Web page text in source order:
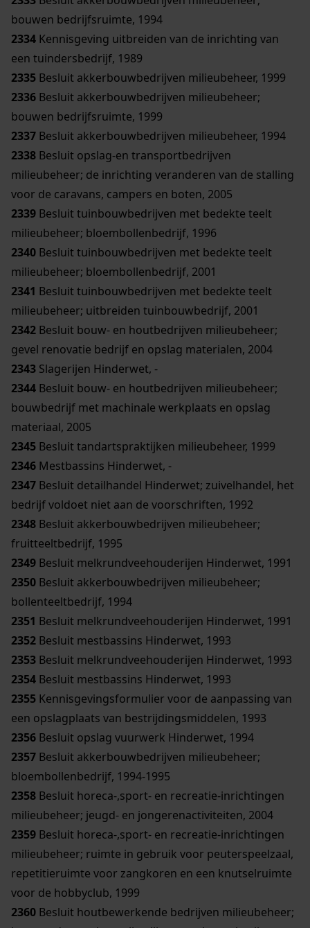
bouwen bedrijfsruimte, 1994
2334 Kennisgeving uitbreiden van de inrichting van
een tuindersbedrijf, 1989
2335 Besluit akkerbouwbedrijven milieubeheer, 1999
2336 Besluit akkerbouwbedrijven milieubeheer;
bouwen bedrijfsruimte, 1999
2337 Besluit akkerbouwbedrijven milieubeheer, 1994
2338 Besluit opslag-en transportbedrijven
milieubeheer; de inrichting veranderen van de stalling
voor de caravans, campers en boten, 2005
2339 Besluit tuinbouwbedrijven met bedekte teelt
milieubeheer; bloembollenbedrijf, 1996
2340 Besluit tuinbouwbedrijven met bedekte teelt
milieubeheer; bloembollenbedrijf, 2001
2341 Besluit tuinbouwbedrijven met bedekte teelt
milieubeheer; uitbreiden tuinbouwbedrijf, 2001
2342 Besluit bouw- en houtbedrijven milieubeheer;
gevel renovatie bedrijf en opslag materialen, 2004
2343 Slagerijen Hinderwet, -
2344 Besluit bouw- en houtbedrijven milieubeheer;
bouwbedrijf met machinale werkplaats en opslag
materiaal, 2005
2345 Besluit tandartspraktijken milieubeheer, 1999
2346 Mestbassins Hinderwet, -
2347 Besluit detailhandel Hinderwet; zuivelhandel, het
bedrijf voldoet niet aan de voorschriften, 1992
2348 Besluit akkerbouwbedrijven milieubeheer;
fruitteeltbedrijf, 1995
2349 Besluit melkrundveehouderijen Hinderwet, 1991
2350 Besluit akkerbouwbedrijven milieubeheer;
bollenteeltbedrijf, 1994
2351 Besluit melkrundveehouderijen Hinderwet, 1991
2352 Besluit mestbassins Hinderwet, 1993
2353 Besluit melkrundveehouderijen Hinderwet, 1993
2354 Besluit mestbassins Hinderwet, 1993
2355 Kennisgevingsformulier voor de aanpassing van
een opslagplaats van bestrijdingsmiddelen, 1993
2356 Besluit opslag vuurwerk Hinderwet, 1994
2357 Besluit akkerbouwbedrijven milieubeheer;
bloembollenbedrijf, 1994-1995
2358 Besluit horeca-,sport- en recreatie-inrichtingen
milieubeheer; jeugd- en jongerenactiviteiten, 2004
2359 Besluit horeca-,sport- en recreatie-inrichtingen
milieubeheer; ruimte in gebruik voor peuterspeelzaal,
repetitieruimte voor zangkoren en een knutselruimte
voor de hobbyclub, 1999
2360 Besluit houtbewerkende bedrijven milieubeheer;